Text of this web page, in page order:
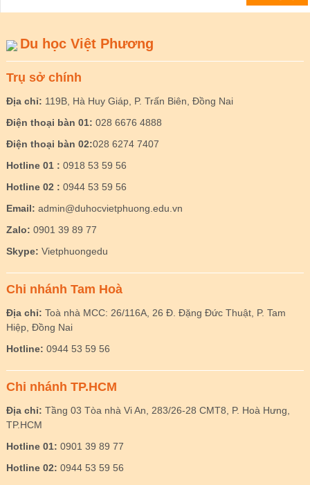
Du học Việt Phương
Trụ sở chính
Địa chỉ: 119B, Hà Huy Giáp, P. Trấn Biên, Đồng Nai
Điện thoại bàn 01: 028 6676 4888
Điện thoại bàn 02:028 6274 7407
Hotline 01 : 0918 53 59 56
Hotline 02 : 0944 53 59 56
Email: admin@duhocvietphuong.edu.vn
Zalo: 0901 39 89 77
Skype: Vietphuongedu
Chi nhánh Tam Hoà
Địa chỉ: Toà nhà MCC: 26/116A, 26 Đ. Đặng Đức Thuật, P. Tam
Hiệp, Đồng Nai
Hotline: 0944 53 59 56
Chi nhánh TP.HCM
Địa chỉ: Tầng 03 Tòa nhà Vi An, 283/26-28 CMT8, P. Hoà Hưng,
TP.HCM
Hotline 01: 0901 39 89 77
Hotline 02: 0944 53 59 56